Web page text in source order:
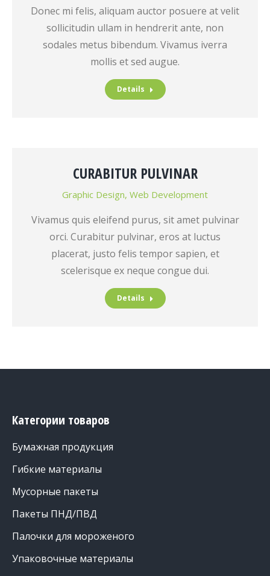
Donec mi felis, aliquam auctor posuere at velit
sollicitudin ullam in hendrerit ante, non
sodales metus bibendum. Vivamus iverra
mollis et sed augue.
Details
CURABITUR PULVINAR
Graphic Design, Web Development
Vivamus quis eleifend purus, sit amet pulvinar
orci. Curabitur pulvinar, eros at luctus
placerat, justo felis tempor sapien, et
scelerisque ex neque congue dui.
Details
Категории товаров
Бумажная продукция
Гибкие материалы
Мусорные пакеты
Пакеты ПНД/ПВД
Палочки для мороженого
Упаковочные материалы